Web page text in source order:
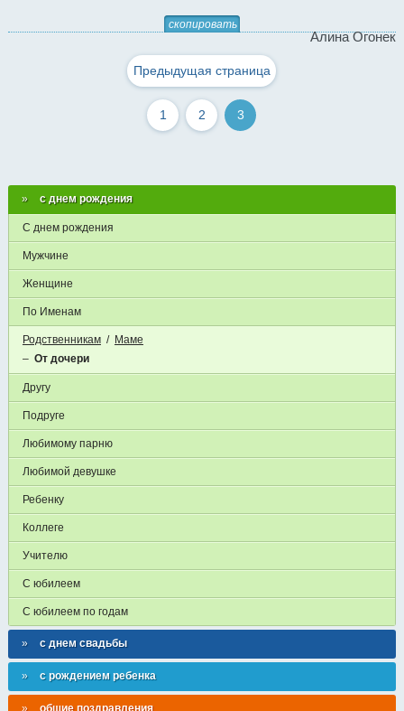
скопировать
Алина Огонек
Предыдущая страница
1 2 3
с днем рождения
С днем рождения
Мужчине
Женщине
По Именам
Родственникам/ Маме
– От дочери
Другу
Подруге
Любимому парню
Любимой девушке
Ребенку
Коллеге
Учителю
С юбилеем
С юбилеем по годам
с днем свадьбы
с рождением ребенка
общие поздравления